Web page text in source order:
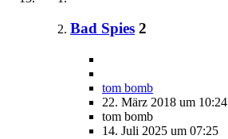
Bad Spies 2
tom bomb
22. März 2018 um 10:24
tom bomb
14. Juli 2025 um 07:25